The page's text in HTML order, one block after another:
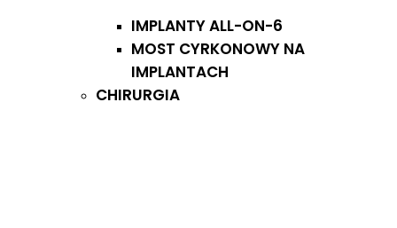
IMPLANTY ALL-ON-6
MOST CYRKONOWY NA
IMPLANTACH
CHIRURGIA